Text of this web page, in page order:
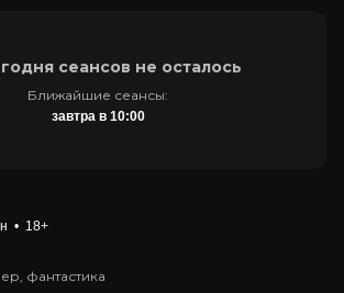
сеансов не осталось
Ближайшие сеансы:
завтра в 10:00
• 18+
фантастика